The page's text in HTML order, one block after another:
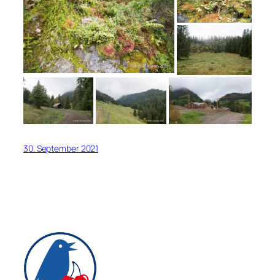
30. September 2021